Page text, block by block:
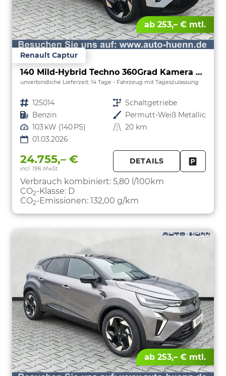
ab 253,– € mtl.
Renault Captur
140 Mild-Hybrid Techno 360Grad Kamera Nav
unverbindliche Lieferzeit: 14 Tage Fahrzeug mit Tageszulassung
Fahrzeugnr. 125014 Getriebe Schaltgetriebe
Kraftstoff Benzin Außenfarbe Permutt-Weiß Metallic
Leistung 103 kW (140 PS) Kilometerstand 20 km
01.03.2026
24.755,– €
incl. 19% MwSt.
DETAILS
Verbrauch kombiniert: 5,80 l/100km
CO2-Klasse: D
CO2-Emissionen: 132,00 g/km
ab 253,– € mtl.